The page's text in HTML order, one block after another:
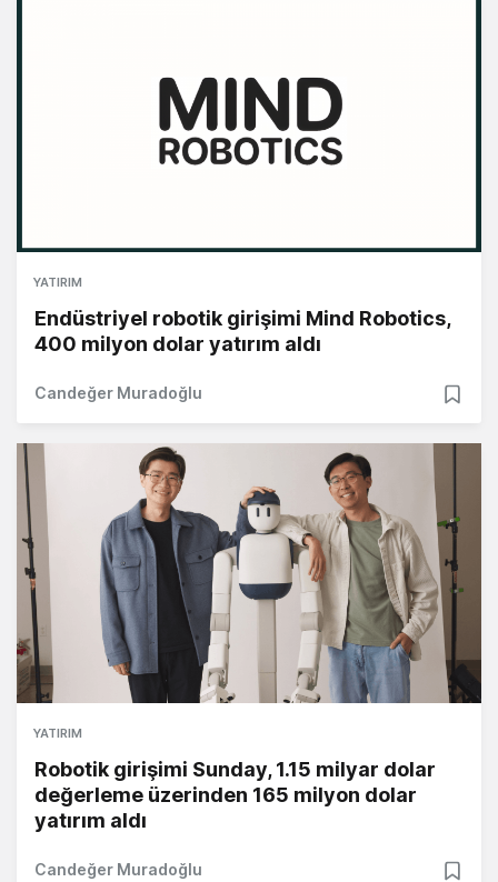
YATIRIM
Endüstriyel robotik girişimi Mind Robotics,
400 milyon dolar yatırım aldı
Candeğer Muradoğlu
YATIRIM
Robotik girişimi Sunday, 1.15 milyar dolar
değerleme üzerinden 165 milyon dolar
yatırım aldı
Candeğer Muradoğlu